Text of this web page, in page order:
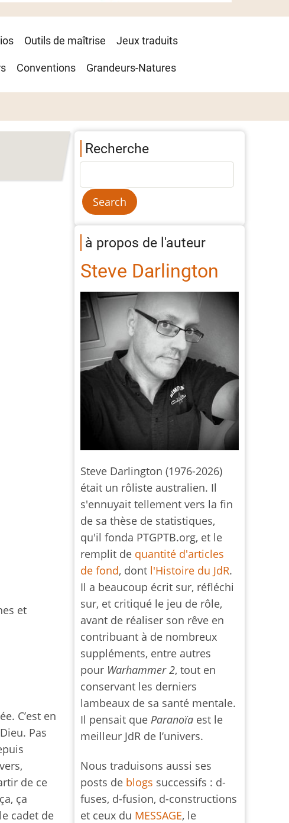
Outils de maîtrise Jeux traduits
Conventions Grandeurs-Natures
et
C’est en
Pas
de ce
ça
cadet de
Recherche
à propos de l'auteur
Steve Darlington
Steve Darlington (1976-2026)
était un rôliste australien. Il
s'ennuyait tellement vers la fin
de sa thèse de statistiques,
qu'il fonda PTGPTB.org, et le
remplit de quantité d'articles
de fond, dont l'Histoire du JdR.
Il a beaucoup écrit sur, réfléchi
sur, et critiqué le jeu de rôle,
avant de réaliser son rêve en
contribuant à de nombreux
suppléments, entre autres
pour Warhammer 2, tout en
conservant les derniers
lambeaux de sa santé mentale.
Il pensait queParanoïa est le
meilleur JdR de l’univers.
Nous traduisons aussi ses
posts de blogs successifs : d-
fuses, d-fusion, d-constructions
et ceux du MESSAGE, le